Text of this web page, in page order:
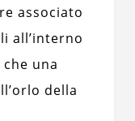
associato
all’interno
una
della